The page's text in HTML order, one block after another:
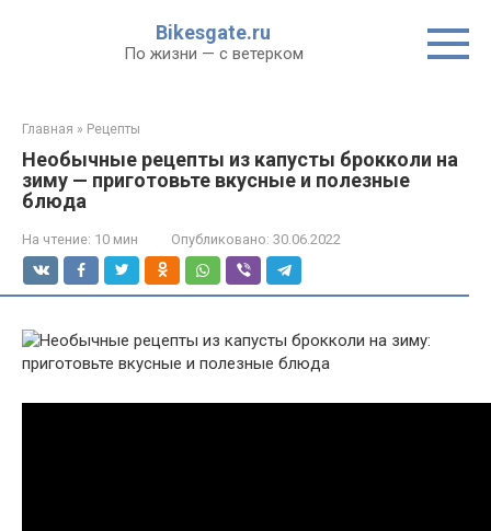
Bikesgate.ru
По жизни — с ветерком
Главная » Рецепты
Необычные рецепты из капусты брокколи на
зиму — приготовьте вкусные и полезные
блюда
На чтение: 10 мин Опубликовано: 30.06.2022